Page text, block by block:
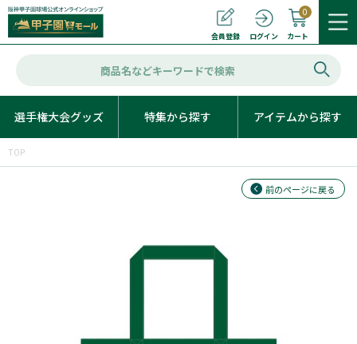
会員登録 ログイン カート
0
選手権大会グッズ 特集から探す アイテムから探す
TOP
前のページに戻る